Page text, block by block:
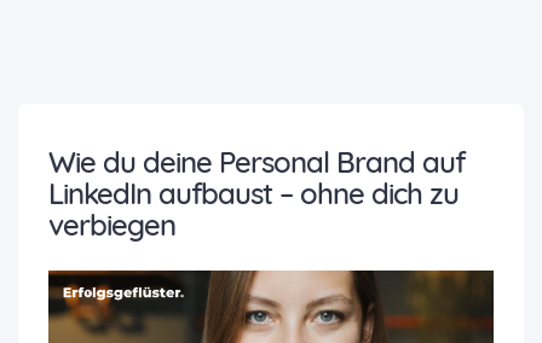
Wie du deine Personal Brand auf
LinkedIn aufbaust – ohne dich zu
verbiegen